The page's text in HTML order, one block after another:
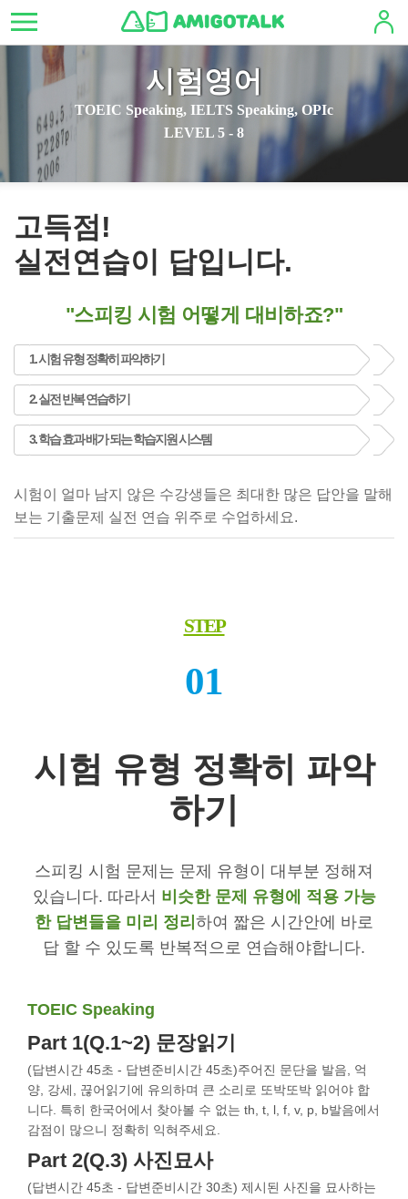
시험영어
TOEIC Speaking, IELTS Speaking, OPIc
LEVEL 5 - 8
고득점!
실전연습이 답입니다.
"스피킹 시험 어떻게 대비하죠?"
1. 시험 유형 정확히 파악하기
2. 실전 반복 연습하기
3. 학습 효과 배가 되는 학습지원 시스템
시험이 얼마 남지 않은 수강생들은 최대한 많은 답안을 말해
보는 기출문제 실전 연습 위주로 수업하세요.
STEP
01
시험 유형 정확히 파악
하기
스피킹 시험 문제는 문제 유형이 대부분 정해져
있습니다. 따라서 비슷한 문제 유형에 적용 가능
한 답변들을 미리 정리 하여 짧은 시간안에 바로
답 할 수 있도록 반복적으로 연습해야합니다.
TOEIC Speaking
Part 1(Q.1~2) 문장읽기
(답변시간 45초 - 답변준비시간 45초)주어진 문단을 발음, 억
양, 강세, 끊어읽기에 유의하며 큰 소리로 또박또박 읽어야 합
니다. 특히 한국어에서 찾아볼 수 없는 th, t, l, f, v, p, b발음에서
감점이 많으니 정확히 익혀주세요.
Part 2(Q.3) 사진묘사
(답변시간 45초 - 답변준비시간 30초) 제시된 사진을 묘사하는